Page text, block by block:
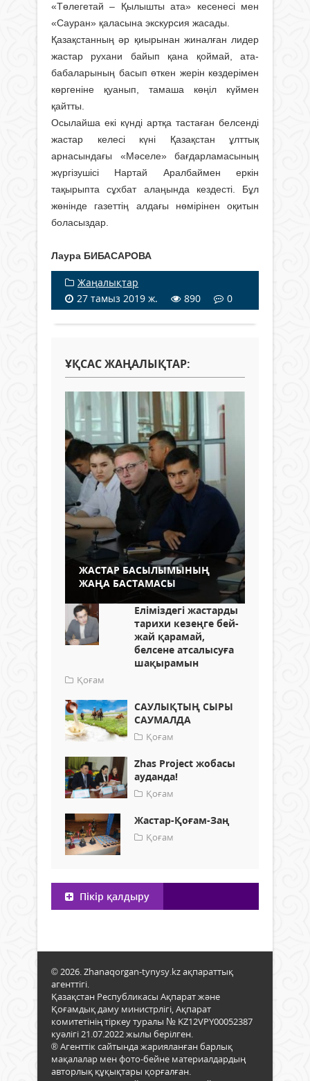
«Төлегетай – Қылышты ата» кесенесі мен
«Сауран» қаласына экскурсия жасады.
Қазақстанның әр қиырынан жиналған лидер
жастар рухани байып қана қоймай, ата-
бабаларының басып өткен жерін көздерімен
көргеніне қуанып, тамаша көңіл күймен
қайтты.
Осылайша екі күнді артқа тастаған белсенді
жастар келесі күні Қазақстан ұлттық
арнасындағы «Мәселе» бағдар­ламасының
жүргізушісі Нартай Арал­баймен еркін
тақырыпта сұхбат алаңында кездесті. Бұл
жөнінде газеттің алдағы нөмірінен оқитын
боласыздар.
Лаура БИБАСАРОВА
Жаңалықтар
27 тамыз 2019 ж.
890 0
ҰҚСАС ЖАҢАЛЫҚТАР:
ЖАСТАР БАСЫЛЫМЫНЫҢ
ЖАҢА БАСТАМАСЫ
Еліміздегі жастарды
тарихи кезеңге бей-
жай қарамай,
белсене атсалысуға
шақырамын
Қоғам
САУЛЫҚТЫҢ СЫРЫ
САУМАЛДА
Қоғам
Zhas Project жобасы
ауданда!
Қоғам
Жастар-Қоғам-Заң
Қоғам
Пікір қалдыру
© 2026. Zhanaqorgan-tynysy.kz ақпараттық
агенттігі.
Қазақстан Республикасы Ақпарат және
Қоғамдық даму министрлігі, Ақпарат
комитетінің тіркеу туралы № KZ12VPY00052387
куәлігі 21.07.2022 жылы берілген.
® Агенттік сайтында жарияланған барлық
мақалалар мен фото-бейне материалдардың
авторлық құқықтары қорғалған.